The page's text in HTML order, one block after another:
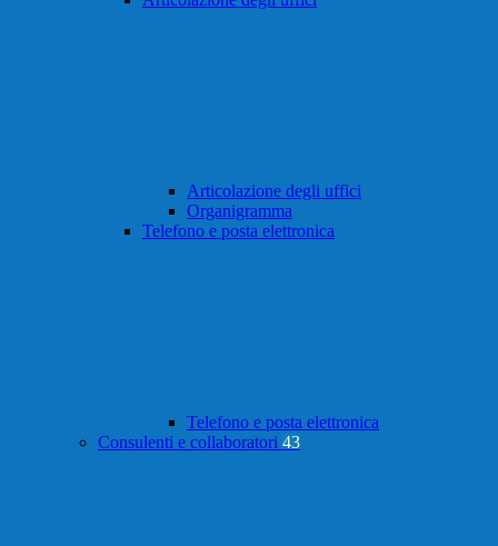
Articolazione degli uffici
Organigramma
Telefono e posta elettronica
Telefono e posta elettronica
Consulenti e collaboratori 43